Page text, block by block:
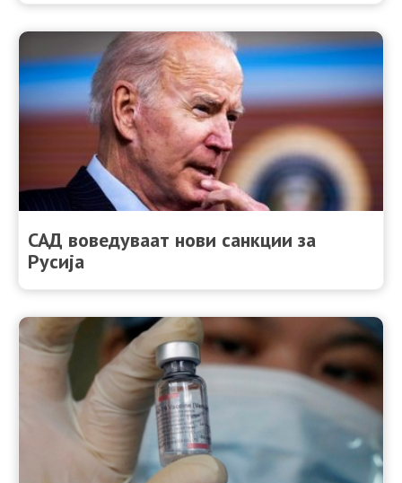
САД воведуваат нови санкции за
Русија